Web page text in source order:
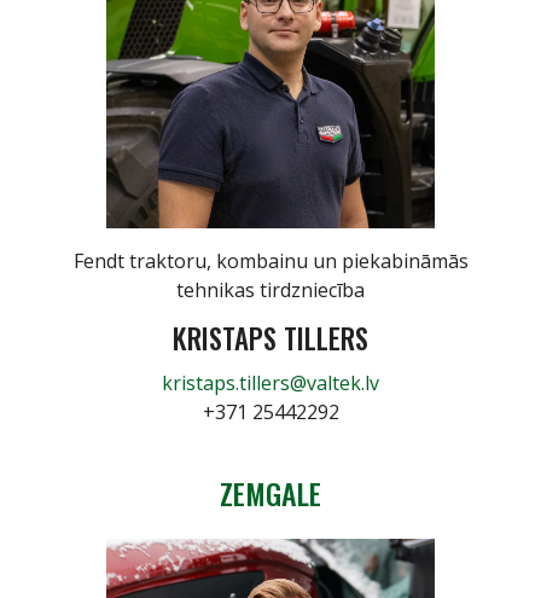
Fendt traktoru, kombainu un piekabināmās
tehnikas tirdzniecība
KRISTAPS TILLERS
kristaps.tillers@valtek.lv
+371 25442292
ZEMGALE